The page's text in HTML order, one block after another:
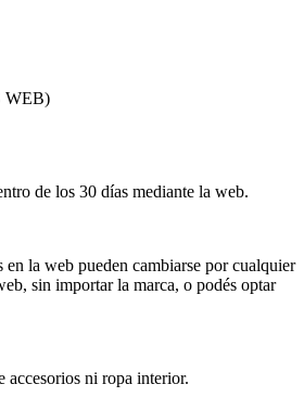
WEB)
de los 30 días mediante la web.
la web pueden cambiarse por cualquier
sin importar la marca, o podés optar
accesorios ni ropa interior.